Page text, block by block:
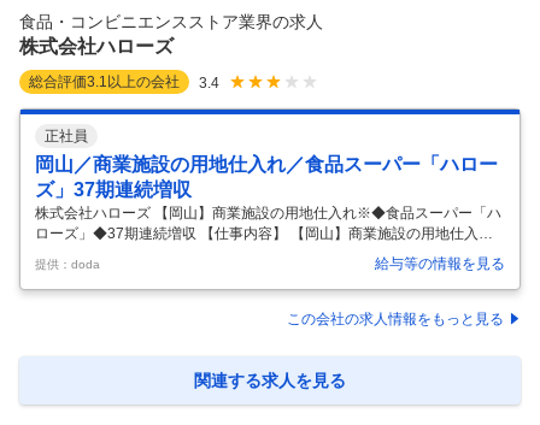
たい方にもおすすめです。 ■免許取得支援あり＆職場見学OK 中型免許な
どの取得費用は会社負担。取得期間中の給与も保証します。 履
食品・コンビニエンスストア業界の求人
株式会社ハローズ
総合評価3.1 以上の会社 3.4
正社員
岡山／商業施設の用地仕入れ／食品スーパー「ハロー
ズ」37期連続増収
株式会社ハローズ 【岡山】商業施設の用地仕入れ※◆食品スーパー「ハ
ローズ」◆37期連続増収 【仕事内容】 【岡山】商業施設の用地仕入れ※
◆食品スーパー「ハローズ」◆37期連続増収 【具体的な仕事内容】 ＼
安心して働ける環境で経験を活かしませんか／ ・37期連続増収してお
り、安定して成長を続けている食品スーパーマーケットです。 ・家賃補
助制度や育児短時間勤務制度が整っており、安心して働けます。 ■業務
査、行政調査、敷地計画案の作成 ・不動産会社、地権者、ディベロッパ
ーへの出店条件の交渉や成約 ■働く環境： 社員一人ひとりのレベルに
提供：doda 給与等の情報を見る
この会社の求人情報をもっと見る
関連する求人を見る